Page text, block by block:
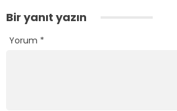
Bir yanıt yazın
Yorum *